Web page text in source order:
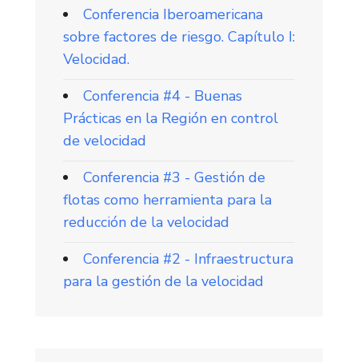
Conferencia Iberoamericana
sobre factores de riesgo. Capítulo I:
Velocidad.
Conferencia #4 - Buenas
Prácticas en la Región en control
de velocidad
Conferencia #3 - Gestión de
flotas como herramienta para la
reducción de la velocidad
Conferencia #2 - Infraestructura
para la gestión de la velocidad